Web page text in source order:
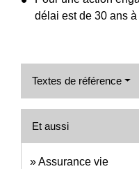
délai est de 30 ans
Textes de référence
Et aussi
Assurance vie